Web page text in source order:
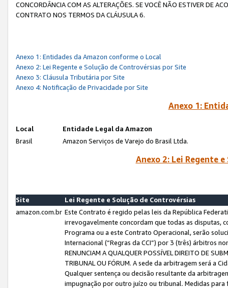
CONCORDÂNCIA COM AS ALTERAÇÕES. SE VOCÊ NÃO ESTIVER DE
CONTRATO NOS TERMOS DA CLÁUSULA 6.
Anexo 1: Entidades da Amazon conforme o Local
Anexo 2: Lei Regente e Solução de Controvérsias por Site
Anexo 3: Cláusula Tributária por Site
Anexo 4: Notificação de Privacidade por Site
Anexo 1:
Local
Entidade Legal da Amazon
Brasil
Amazon Serviços de Varejo do Brasil Ltda.
Anexo 2: Lei Regente
Site
Lei Regente e Solução de Controvérsias
amazon.com.br Este Contrato é regido pelas leis da República
irrevogavelmente concordam que todas as disputas,
Programa ou a este Contrato Operacional, serão
Internacional (“Regras da CCI”) por 3 (três) árbitros
RENUNCIAM A QUALQUER POSSÍVEL DIREITO DE
TRIBUNAL OU FÓRUM. A sede da arbitragem será a
Qualquer sentença ou decisão resultante da
impugnação por outro juízo ou tribunal. Medidas